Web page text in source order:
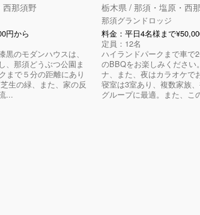
那須野
円から
のモダンハウスは、
、那須どうぶつ公園ま
まで５分の距離にあり
生の緑、また、家の反
...
栃木県 / 那須・塩原・西
那須グランドロッジ
料金：平日4名様まで
定員：12名
ハイランドパークまで車で
のBBQをお楽しみください
ナ、また、夜はカラオケで
寝室は3室あり、複数家族
グループに最適。また、こ